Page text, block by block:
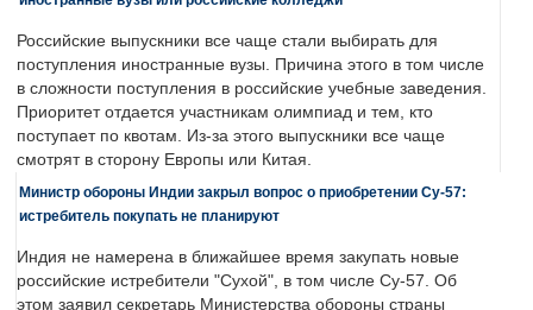
Российские выпускники все чаще стали выбирать для
поступления иностранные вузы. Причина этого в том числе
в сложности поступления в российские учебные заведения.
Приоритет отдается участникам олимпиад и тем, кто
поступает по квотам. Из-за этого выпускники все чаще
смотрят в сторону Европы или Китая.
Министр обороны Индии закрыл вопрос о приобретении Су-57:
истребитель покупать не планируют
Индия не намерена в ближайшее время закупать новые
российские истребители "Сухой", в том числе Су-57. Об
этом заявил секретарь Министерства обороны страны